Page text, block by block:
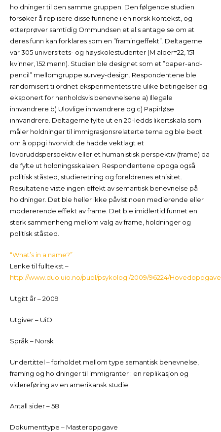
holdninger til den samme gruppen. Den følgende studien
forsøker å replisere disse funnene i en norsk kontekst, og
etterprøver samtidig Ommundsen et al.s antagelse om at
deres funn kan forklares som en ”framingeffekt”. Deltagerne
var 305 universitets- og høyskolestudenter (M alder=22, 151
kvinner, 152 menn). Studien ble designet som et ”paper-and-
pencil” mellomgruppe survey-design. Respondentene ble
randomisert tilordnet eksperimentets tre ulike betingelser og
eksponert for henholdsvis benevnelsene a) Illegale
innvandrere b) Ulovlige innvandrere og c) Papirløse
innvandrere. Deltagerne fylte ut en 20-ledds likertskala som
måler holdninger til immigrasjonsrelaterte tema og ble bedt
om å oppgi hvorvidt de hadde vektlagt et
lovbruddsperspektiv eller et humanistisk perspektiv (frame) da
de fylte ut holdningsskalaen. Respondentene oppga også
politisk ståsted, studieretning og foreldrenes etnisitet.
Resultatene viste ingen effekt av semantisk benevnelse på
holdninger. Det ble heller ikke påvist noen medierende eller
modererende effekt av frame. Det ble imidlertid funnet en
sterk sammenheng mellom valg av frame, holdninger og
politisk ståsted.
“What’s in a name?”
Lenke til fulltekst –
http://www.duo.uio.no/publ/psykologi/2009/96224/
Utgitt år – 2009
Utgiver – UiO
Språk – Norsk
Undertittel – forholdet mellom type semantisk benevnelse,
framing og holdninger til immigranter : en replikasjon og
videreføring av en amerikansk studie
Antall sider – 58
Dokumenttype – Masteroppgave